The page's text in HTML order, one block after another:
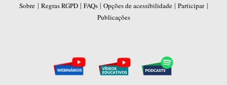
Sobre | Regras RGPD| FAQs| Opções de acessibilidade| Participar|
Publicações